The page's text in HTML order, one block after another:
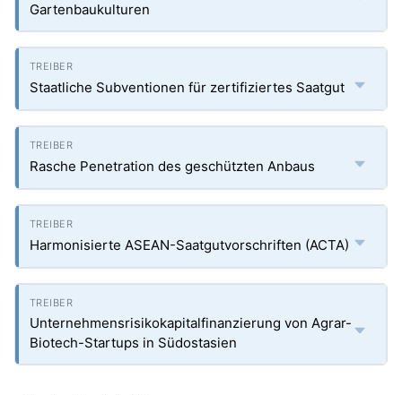
Gartenbaukulturen
Staatliche Subventionen für zertifiziertes Saatgut
Rasche Penetration des geschützten Anbaus
Harmonisierte ASEAN-Saatgutvorschriften (ACTA)
Unternehmensrisikokapitalfinanzierung von Agrar-
Biotech-Startups in Südostasien